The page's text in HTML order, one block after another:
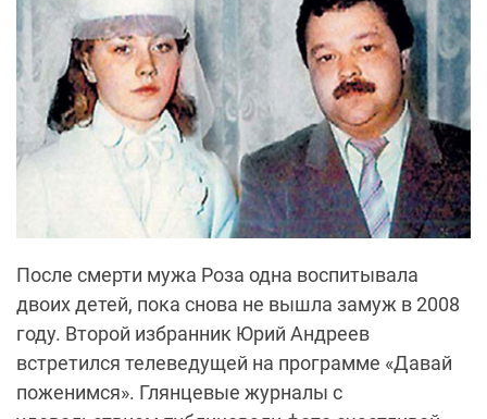
После смерти мужа Роза одна воспитывала
двоих детей, пока снова не вышла замуж в 2008
году. Второй избранник Юрий Андреев
встретился телеведущей на программе «Давай
поженимся». Глянцевые журналы с